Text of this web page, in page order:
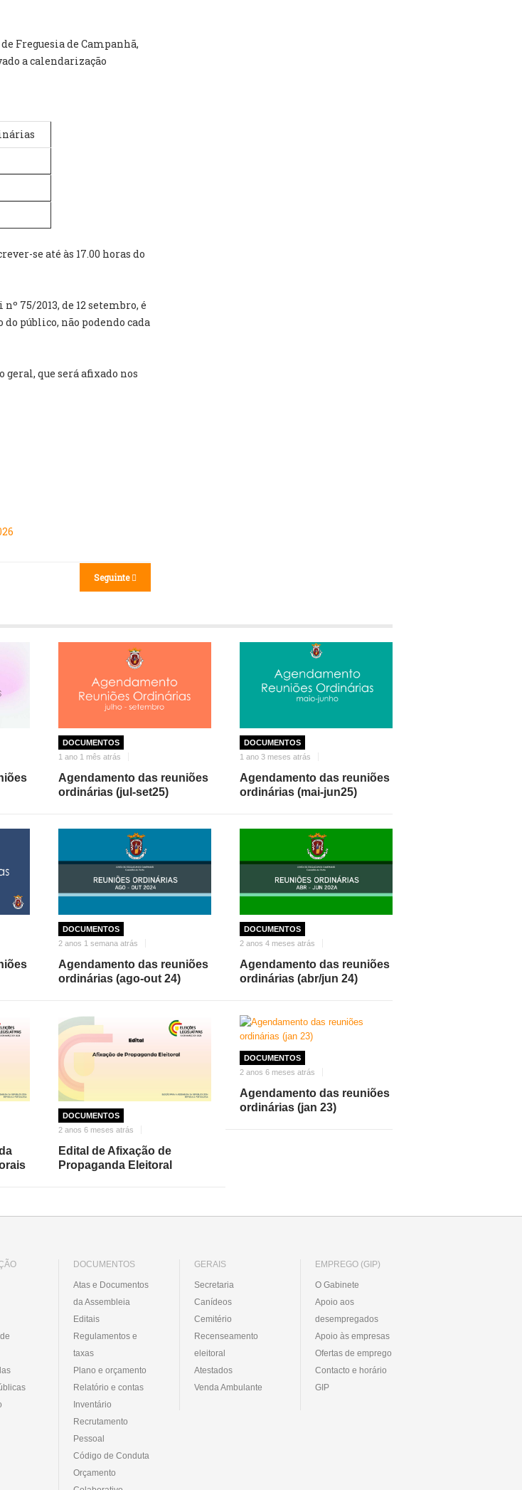
Freguesia de Campanhã,
a calendarização
se até às 17.00 horas do
75/2013, de 12 setembro, é
público, não podendo cada
que será afixado nos
Seguinte
DOCUMENTOS
1 ano 1 mês atrás
Agendamento das reuniões
ordinárias (jul-set25)
DOCUMENTOS
1 ano 3 meses atrás
Agendamento das reuniões
ordinárias (mai-jun25)
DOCUMENTOS
2 anos 1 semana atrás
Agendamento das reuniões
ordinárias (ago-out 24)
DOCUMENTOS
2 anos 4 meses atrás
Agendamento das reuniões
ordinárias (abr/jun 24)
DOCUMENTOS
2 anos 6 meses atrás
Edital de Afixação de
Propaganda Eleitoral
DOCUMENTOS
2 anos 6 meses atrás
Agendamento das reuniões
ordinárias (jan 23)
DOCUMENTOS
Atas e Documentos
da Assembleia
Editais
Regulamentos e
taxas
Plano e orçamento
Relatório e contas
Inventário
Recrutamento
Pessoal
Código de Conduta
Orçamento
GERAIS
Secretaria
Canídeos
Cemitério
Recenseamento
eleitoral
Atestados
Venda Ambulante
EMPREGO (GIP)
O Gabinete
Apoio aos
desempregados
Apoio às empresas
Ofertas de emprego
Contacto e horário
GIP